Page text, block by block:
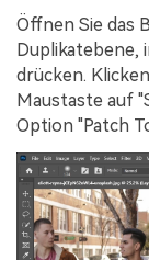
Öffnen Sie das
Duplikatebene,
drücken.
Maustaste auf
Option "Patch